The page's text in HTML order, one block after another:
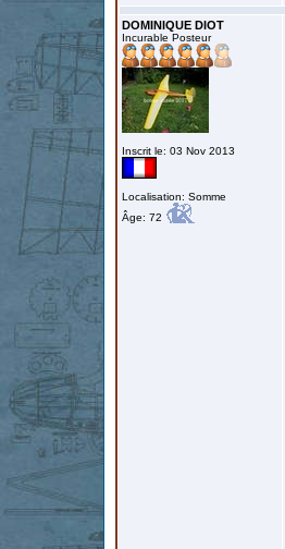
DOMINIQUE DIOT
Incurable Posteur
Inscrit le: 03 Nov 2013
Localisation: Somme
Âge: 72